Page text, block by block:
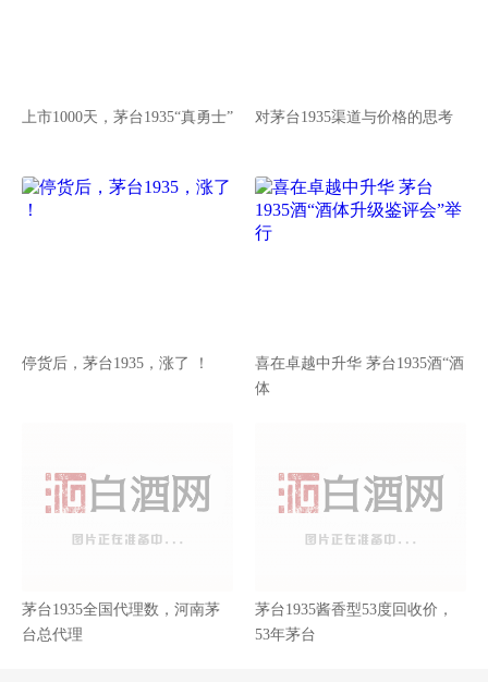
上市1000天，茅台1935“真勇士” 对茅台1935渠道与价格的思考
停货后，茅台1935，涨了 ！
喜在卓越中升华 茅台1935酒“酒
体
茅台1935全国代理数，河南茅
台总代理
茅台1935酱香型53度回收价，
53年茅台